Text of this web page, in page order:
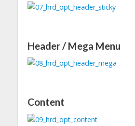
Header / Mega Menu
Content